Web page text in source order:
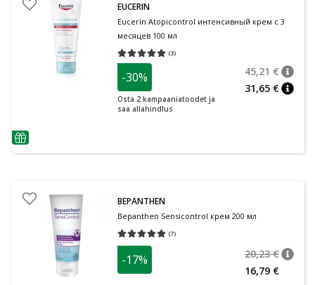
nõuanne
EUCERIN
Eucerin Atopicontrol интенсивный крем с 3
месяцев 100 мл
(3)
Средняя оценка 5.00
-30%
Osta 2 kampaaniatoodet ja
saa allahindlus
45,21 €
31,65 €
BEPANTHEN
Bepanthen Sensicontrol крем 200 мл
(7)
Средняя оценка 5.00
-17% 20,23 €
16,79 €